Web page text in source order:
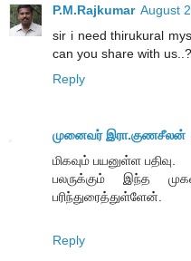
P.M.Rajkumar August
sir i need thirukural
can you share with us..?
Reply
முனைவர் இரா.குணசீலன்
மிகவும் பயனுள்ள பதிவு.
பலருக்கும் இந்த
பரிந்துரைத்துள்ளேன்.
Reply